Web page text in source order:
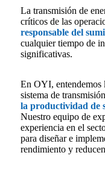
La transmisión de
críticos de las
responsable del
cualquier tiempo de
significativas.
En OYI, entendemos
sistema de
la productividad de
Nuestro equipo de
experiencia en el
para diseñar e
rendimiento y